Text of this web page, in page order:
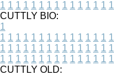
1 1 1 1 1 1 1 1 1 1 1 1 1 1 1
CUTTLY BIO:
1
1 1 1 1 1 1 1 1 1 1 1 1 1 1 1
1 1 1 1 1 1 1 1 1 1 1 1 1 1 1
1 1 1 1 1 1 1 1 1 1 1 1 1 1 1
CUTTLY OLD: